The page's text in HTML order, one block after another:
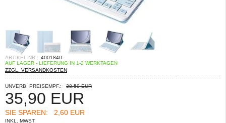
ARTIKEL-NR.: 4001840
AUF LAGER - LIEFERUNG IN 1-2 WERKTAGEN
ZZGL. VERSANDKOSTEN
UNVERB. PREISEMPF.: 38,50 EUR
35,90 EUR
SIE SPAREN: 2,60 EUR
INKL. MWST